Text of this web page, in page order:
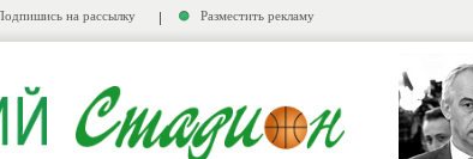
на рассылку Разместить рекламу